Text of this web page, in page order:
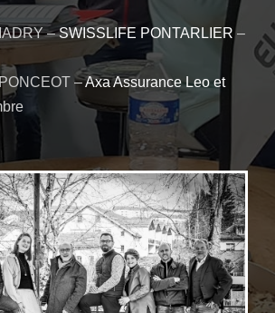
–SWISSLIFE PONTARLIER–
–Axa Assurance Leo et